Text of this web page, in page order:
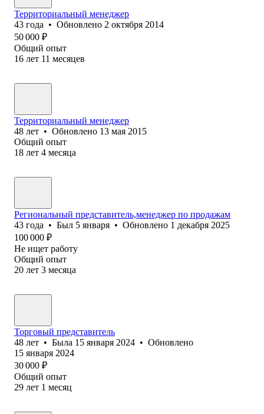
Территориальный менеджер
43 года • Обновлено 2 октября 2014
50 000 ₽
Общий опыт
16 лет 11 месяцев
Территориальный менеджер
48 лет • Обновлено 13 мая 2015
Общий опыт
18 лет 4 месяца
Региональный представитель,менеджер по продажам
43 года • Был 5 января • Обновлено 1 декабря 2025
100 000 ₽
Не ищет работу
Общий опыт
20 лет 3 месяца
Торговый представитель
48 лет • Была 15 января 2024 • Обновлено
15 января 2024
30 000 ₽
Общий опыт
29 лет 1 месяц